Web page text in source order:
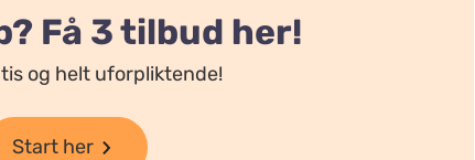
Få 3 tilbud her!
og helt uforpliktende!
Start her